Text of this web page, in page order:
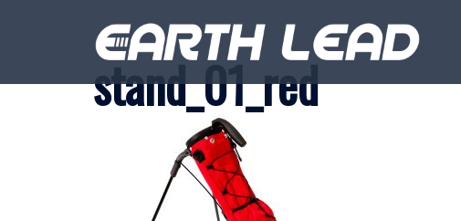
ン
stand_01_red